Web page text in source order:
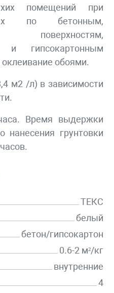
помещений при
по бетонным,
поверхностям,
и гипсокартонным
обоями.
м2 /л) в зависимости
Время выдержки
нанесения грунтовки
ТЕКС
белый
бетон/гипсокартон
0.6-2 м²/кг
внутренние
4